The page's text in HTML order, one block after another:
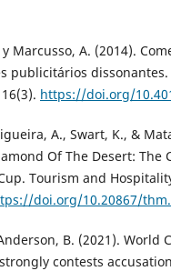
y Marcusso, A. (2014).
publicitários dissonantes.
https://doi.org/
A., Swart, K., &
Of The Desert: The
Tourism and
doi.org/10.20867/
B. (2021). World
contests